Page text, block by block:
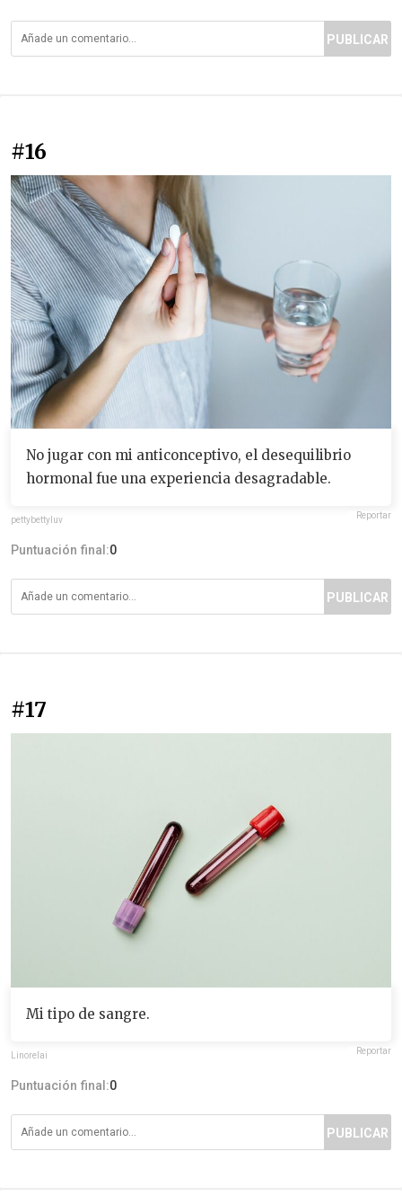
PUBLICAR
#16
No jugar con mi anticonceptivo, el desequilibrio
hormonal fue una experiencia desagradable.
pettybettyluv Reportar
Puntuación final:0
PUBLICAR
#17
Mi tipo de sangre.
Linorelai Reportar
Puntuación final:0
PUBLICAR